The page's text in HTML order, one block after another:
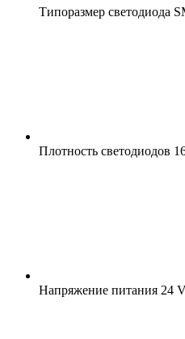
Типоразмер светодиода
Плотность светодиодов
Напряжение питания 24